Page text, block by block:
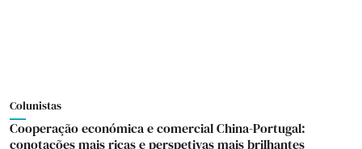
Colunistas
Cooperação económica e comercial China-Portugal:
conotações mais ricas e perspetivas mais brilhantes